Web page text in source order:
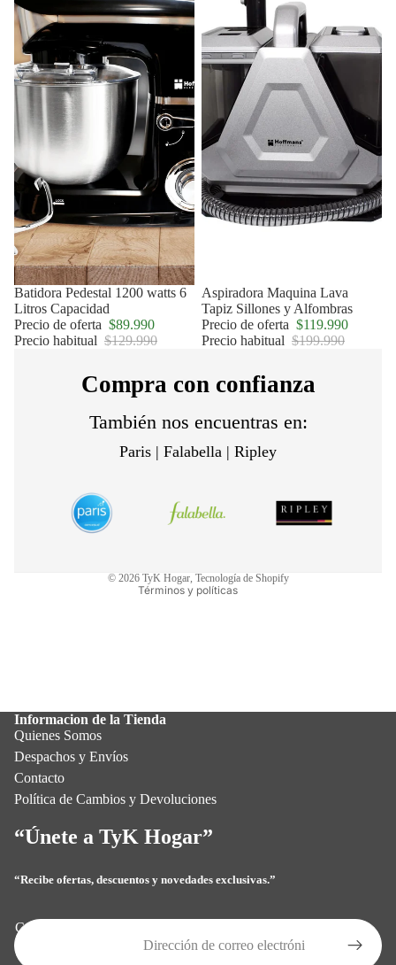
Oferta
Batidora Pedestal 1200 watts 6
Litros Capacidad
Precio de oferta $89.990
Precio habitual $129.990
Oferta
Aspiradora Maquina Lava
Tapiz Sillones y Alfombras
Precio de oferta $119.990
Precio habitual $199.990
Compra con confianza
También nos encuentras en:
Paris | Falabella | Ripley
© 2026 TyK Hogar, Tecnología de Shopify
Términos y políticas
Política de reembolso
Términos del servicio
Informacion de la Tienda
Quienes Somos
Despachos y Envíos
Contacto
Política de Cambios y Devoluciones
“Únete a TyK Hogar”
“Recibe ofertas, descuentos y novedades exclusivas.”
Correo electrónico
Política de privacidad